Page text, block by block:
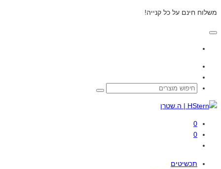
משלוח חינם על כל קנייה!
0
0
תכשיטים